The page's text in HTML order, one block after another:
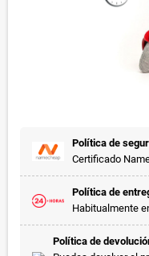
Política de
Certificado
Política de
Habitualmente
Política de